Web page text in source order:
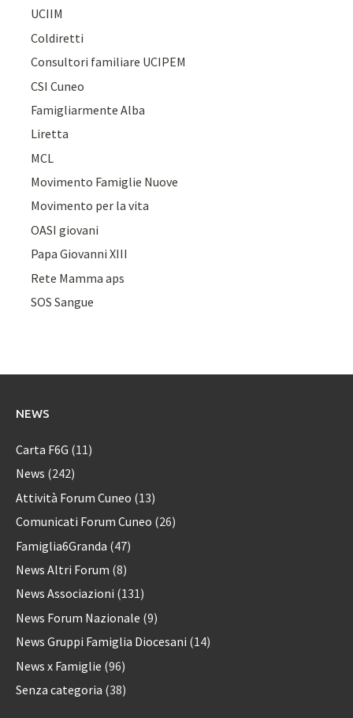
UCIIM
Coldiretti
Consultori familiare UCIPEM
CSI Cuneo
Famigliarmente Alba
Liretta
MCL
Movimento Famiglie Nuove
Movimento per la vita
OASI giovani
Papa Giovanni XIII
Rete Mamma aps
SOS Sangue
NEWS
Carta F6G (11)
News (242)
Attività Forum Cuneo (13)
Comunicati Forum Cuneo (26)
Famiglia6Granda (47)
News Altri Forum (8)
News Associazioni (131)
News Forum Nazionale (9)
News Gruppi Famiglia Diocesani (14)
News x Famiglie (96)
Senza categoria (38)